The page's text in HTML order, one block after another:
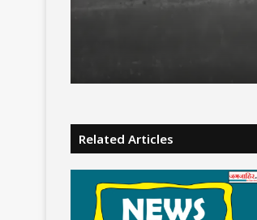
Related Articles